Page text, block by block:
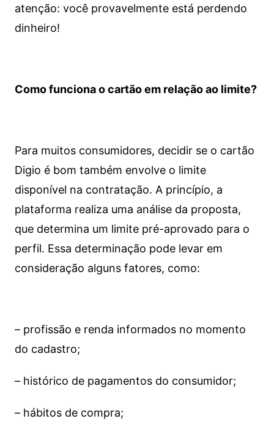
atenção: você provavelmente está perdendo
dinheiro!
Como funciona o cartão em relação ao limite?
Para muitos consumidores, decidir se o cartão
Digio é bom também envolve o limite
disponível na contratação. A princípio, a
plataforma realiza uma análise da proposta,
que determina um limite pré-aprovado para o
perfil. Essa determinação pode levar em
consideração alguns fatores, como:
– profissão e renda informados no momento
do cadastro;
– histórico de pagamentos do consumidor;
– hábitos de compra;